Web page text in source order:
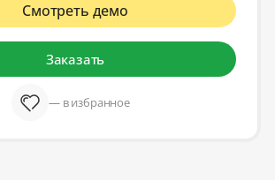
Смотреть демо
Заказать
— в избранное